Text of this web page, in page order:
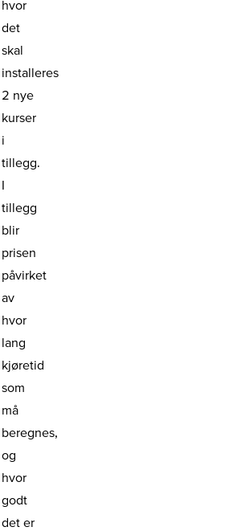
hvor
det
skal
installeres
2 nye
kurser
i
tillegg.
I
tillegg
blir
prisen
påvirket
av
hvor
lang
kjøretid
som
må
beregnes,
og
hvor
godt
det er